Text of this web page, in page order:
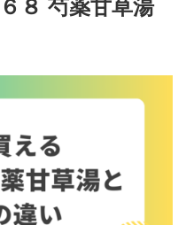
８ 芍薬甘草湯